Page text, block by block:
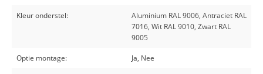
Kleur onderstel:
Aluminium RAL 9006, Antraciet RAL
7016, Wit RAL 9010, Zwart RAL
9005
Optie montage: Ja, Nee